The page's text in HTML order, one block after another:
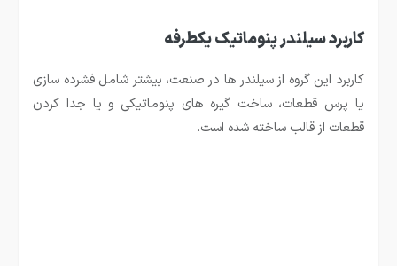
کاربرد سیلندر پنوماتیک یکطرفه
کاربرد این گروه از سیلندر ها در صنعت، بیشتر شامل فشرده سازی
یا پرس قطعات، ساخت گیره های پنوماتیکی و یا جدا کردن
قطعات از قالب ساخته شده است.